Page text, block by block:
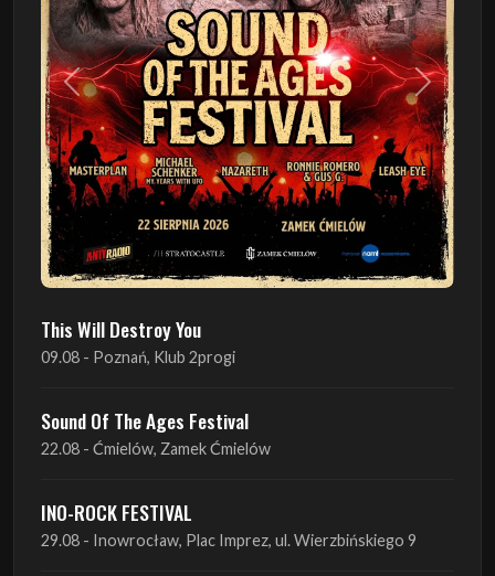
Poprzedni Następny
This Will Destroy You
09.08 - Poznań, Klub 2progi
Sound Of The Ages Festival
22.08 - Ćmielów, Zamek Ćmielów
INO-ROCK FESTIVAL
29.08 - Inowrocław, Plac Imprez, ul. Wierzbińskiego 9